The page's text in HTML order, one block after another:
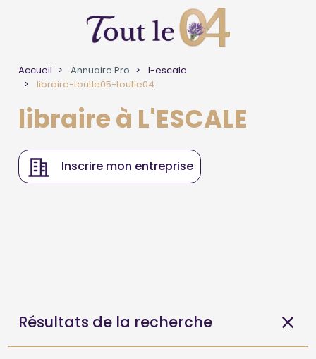
Accueil Annuaire Pro
l-escale
libraire-toutle05-toutle04
libraire à L'ESCALE
Inscrire mon entreprise
Résultats de la recherche